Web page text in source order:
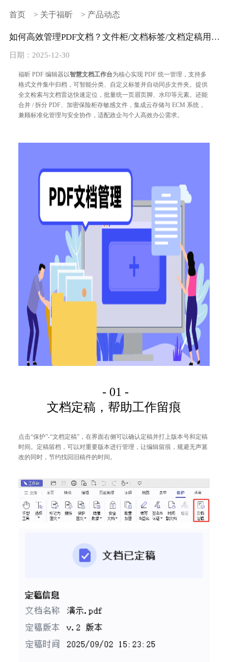
首页 > 关于福昕 > 产品动态
如何高效管理PDF文档？文件柜/文档标签/文档定稿用起来！
日期：2025-12-30
福昕 PDF 编辑器以智慧文档工作台为核心实现 PDF 统一管理，支持多
格式文件集中归档，可智能分类、自定义标签并自动同步文件夹。提供
全文检索与文档雷达快速定位，批量统一页眉页脚、水印等元素。还能
合并 / 拆分 PDF、加密保险柜存敏感文件，集成云存储与 ECM 系统，
兼顾标准化管理与安全协作，适配政企与个人高效办公需求。
- 01 -
文档定稿，帮助工作留痕
点击“保护”-“文档定稿”，在界面右侧可以确认定稿并打上版本号和定稿
时间。定稿留档，可以对重要版本进行管理 ，让编辑留痕，规避无声篡
改的同时，节约找回旧稿件的时间。